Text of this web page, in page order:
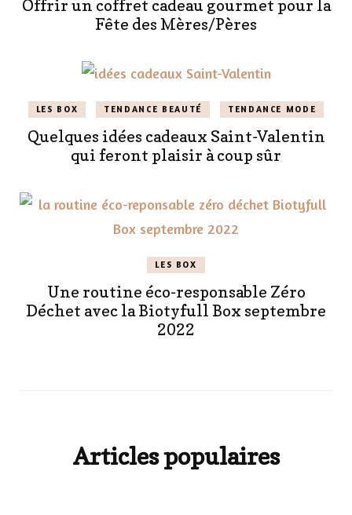
Offrir un coffret cadeau gourmet pour la
Fête des Mères/Pères
LES BOX TENDANCE BEAUTÉ TENDANCE MODE
Quelques idées cadeaux Saint-Valentin
qui feront plaisir à coup sûr
LES BOX
Une routine éco-responsable Zéro
Déchet avec la Biotyfull Box septembre
2022
Articles populaires